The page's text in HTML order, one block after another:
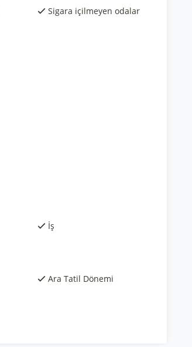
Sigara içilmeyen odalar
İş
Ara Tatil Dönemi